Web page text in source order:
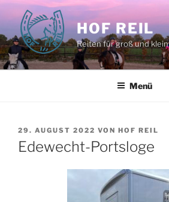
Zum
Inhalt
springen
HOF REIL
Reiten für groß und klein
Menü
VERÖFFENTLICHT
AM
29. AUGUST 2022 VON HOF REIL
Edewecht-Portsloge